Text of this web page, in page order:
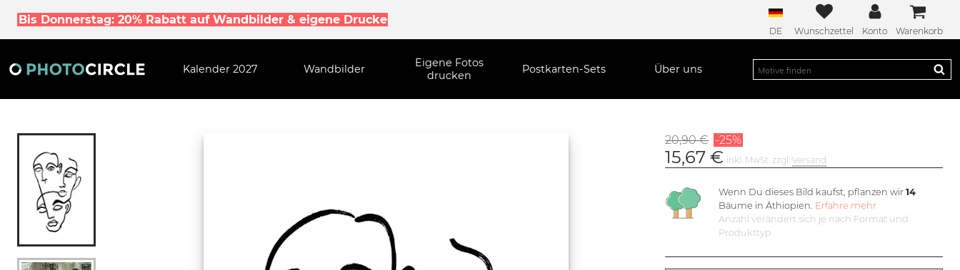
Bis Donnerstag: 20% Rabatt auf Wandbilder & eigene Drucke
DE Wunschzettel Konto Warenkorb
Kalender 2027 Wandbilder
Eigene Fotos
drucken
Postkarten-Sets Über uns
20,90 € -25%
15,67 € inkl. MwSt. zzgl.Versand
Wenn Du dieses Bild kaufst, pflanzen wir 14
Bäume in Äthiopien. Erfahre mehr
Anzahl verändert sich je nach Format und
Produkttyp